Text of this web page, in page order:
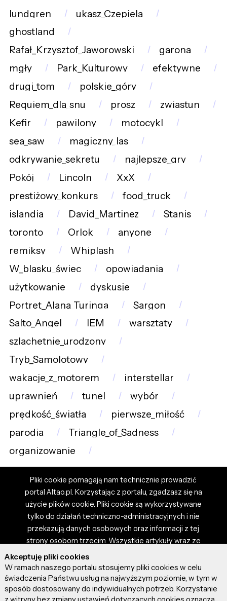
lundgren
ukasz_Czepiela
ghostland
Rafał_Krzysztof_Jaworowski
garona
mgły
Park_Kulturowy
efektywne
drugi_tom
polskie_góry
Requiem_dla_snu
prosz
zwiastun
Kefir
pawilony
motocykl
sea_saw
magiczny_las
odkrywanie_sekretu
najlepsze_gry
Pokój
Lincoln
XxX
prestiżowy_konkurs
food_truck
islandia
David_Martinez
Stanis
toronto
Orlok
anyone
remiksy
Whiplash
W_blasku_świec
opowiadania
użytkowanie
dyskusje
Portret_Alana_Turinga
Sargon
Salto_Angel
IEM
warsztaty
szlachetnie_urodzony
Tryb_Samolotowy
wakacje_z_motorem
interstellar
uprawnień
tunel
wybór
prędkość_światła
pierwsze_miłość
parodia
Triangle_of_Sadness
organizowanie
Pliki cookie pomagają nam technicznie prowadzić
portal Altao.pl. Korzystając z portalu, zgadzasz się na
użycie plików cookie. Pliki cookie są wykorzystywane
tylko do działań techniczno-administracyjnych i nie
przekazują danych osobowych oraz informacji z tej
strony osobom trzecim. Wszystkie artykuły wraz ze
zdjęciami i materiałami dostępnymi na portalu są
własnością użytkowników. Administrator i właściciel
portalu nie ponosi odpowiedzialności za tresci
prezentowane przez autorów artykułów. Dodając
Akceptuję pliki cookies
W ramach naszego portalu stosujemy pliki cookies w celu
świadczenia Państwu usług na najwyższym poziomie, w tym w
sposób dostosowany do indywidualnych potrzeb. Korzystanie